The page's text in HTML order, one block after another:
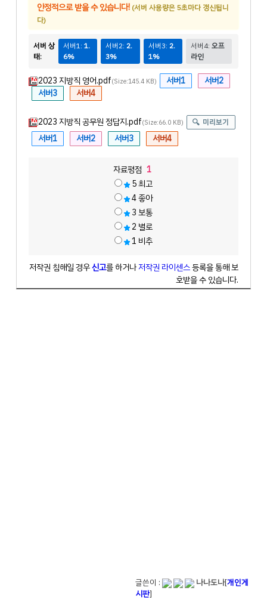
안정적으로 받을 수 있습니다! (서버 사용량은 5초마다 갱신됩니
다)
서버 상
태:
서버1: 1.
6%
서버2:2.
3%
서버3: 2.
1%
서버4:오프
라인
2023 지방직 영어.pdf(Size:145.4 KB) 서버1
서버2
서버3
서버4
2023 지방직 공무원 정답지.pdf(Size:66.0 KB) 미리보기
서버1 서버2 서버3 서버4
자료평점 1
5최고
4좋아
3보통
2 별로
1 비추
저작권 침해일 경우신고를 하거나저작권 라이센스등록을 통해 보
호받을 수 있습니다.
글쓴이 : 나나도나[개인게
시판]